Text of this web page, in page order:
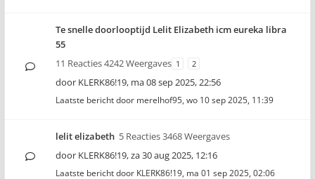
Te snelle doorlooptijd Lelit Elizabeth icm eureka libra
55
11 Reacties 4242 Weergaves 1 2
door KLERK86!19, ma 08 sep 2025, 22:56
Laatste bericht door merelhof95, wo 10 sep 2025, 11:39
lelit elizabeth 5 Reacties 3468 Weergaves
door KLERK86!19,za 30 aug 2025, 12:16
Laatste bericht door KLERK86!19, ma 01 sep 2025, 02:06